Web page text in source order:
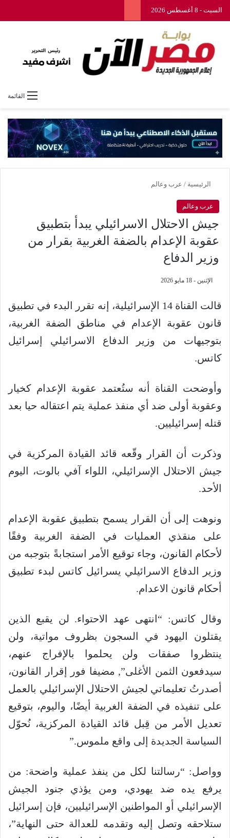
السبت - 8 أغسطس 2026
القائمة
الرئيسية / عرب وعالم
عرب وعالم
جيش الاحتلال الاسرائيلي يبدأ بتطبيق
عقوبة الإعدام بالضفة الغربية بقرار من
وزير الدفاع
الإثنين - 18 مايو 2026
قالت القناة 14 الإسرائيلية، إنه تقرر البدء في تطبيق
قانون عقوبة الإعدام في مناطق الضفة الغربية،
بتوجيهات من وزير الدفاع الاسرائيلي إسرائيل
كاتس.
وأوضحت القناة أنه ستُعتمد عقوبة الإعدام كخيار
وعقوبة أولى ضد أي منفذ عملية يتم اعتقاله حيا بعد
قتله إسرائيليين.
وذكرت أن القرار وقّعه قائد القيادة المركزية في
جيش الاحتلال الإسرائيلي، اللواء آفي بالوت، اليوم
الأحد.
ونوهت إلى أن القرار يسمح بتطبيق عقوبة الإعدام
على منقذي العمليات في الضفة الغربية وفقًا
لأحكام القانون، وجاء توقيع الأمر استجابةً بتوجبه من
وزير الدفاع الاسرائيلي يسرائيل كاتس لبدء تطبيق
أحكام قانون الاعدام.
وقال كاتس: “انتهى عهد الاحتواء. لن يقبع الذين
يقتلون اليهود في السجون بظروف مواتية، ولن
ينتظروا صفقات ولن يحلموا بالإفراج عنهم،
سيدفعون الثمن الأغلى”, مضيفا فور إقرار القانون،
أصدرتُ تعليماتي لجيش الاحتلال الإسرائيلي بالعمل
على تنفيذه في الضفة الغربية أيضًا، واليوم، بتوقيع
تعديل الأمر من قِبل قائد القيادة المركزية، نُحوّل
السياسة الجديدة إلى واقع ملموس.”
وواصل: “رسالتنا لكل من ينفذ عملية واضحة: من
يرفع يده ضد يهودي، ومن يؤذي جنود الجيش
الإسرائيلي أو المواطنين الإسرائيليين، فإن إسرائيل
ستلاحقه وتصل إليه وتقدمه للعدالة حتى النهاية”،